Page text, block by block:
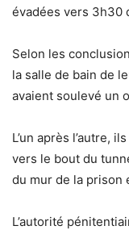
évadées vers 3h30
Selon les
la salle de bain de
avaient soulevé un
L’un après l’autre,
vers le bout du
du mur de la prison
L’autorité